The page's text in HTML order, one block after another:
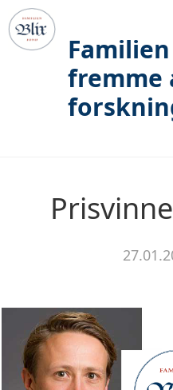
fremme